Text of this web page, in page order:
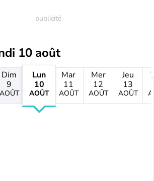
10 août
Dim
9
AOÛT
Lun
10
AOÛT
Mar
11
AOÛT
Mer
12
AOÛT
Jeu
13
AOÛT